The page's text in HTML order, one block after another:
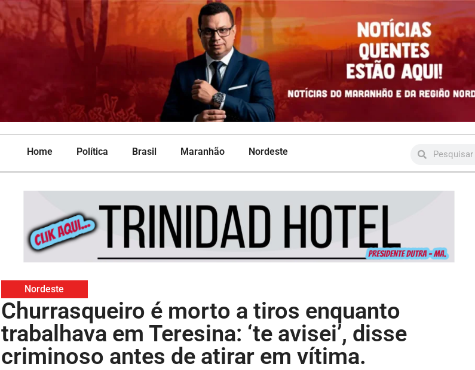
Home Política Brasil Maranhão Nordeste
Nordeste
Churrasqueiro é morto a tiros enquanto
trabalhava em Teresina: ‘te avisei’, disse
criminoso antes de atirar em vítima.